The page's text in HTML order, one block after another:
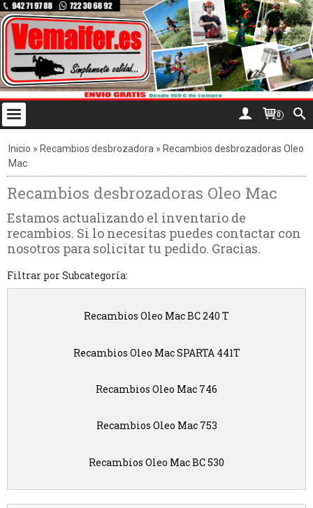
0
Inicio » Recambios desbrozadora » Recambios desbrozadoras Oleo
Mac
Recambios desbrozadoras Oleo Mac
Estamos actualizando el inventario de
recambios. Si lo necesitas puedes contactar con
nosotros para solicitar tu pedido. Gracias.
Filtrar por Subcategoría:
Recambios Oleo Mac BC 240 T
Recambios Oleo Mac SPARTA 441T
Recambios Oleo Mac 746
Recambios Oleo Mac 753
Recambios Oleo Mac BC 530